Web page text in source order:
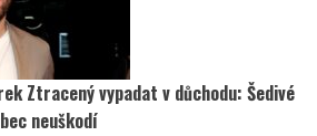
Ztracený vypadat v důchodu: Šedivé
neuškodí